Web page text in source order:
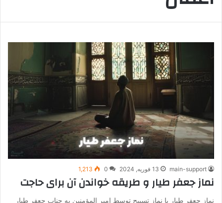
main-support 13 فوریه, 2024 0
1,213
نماز جعفر طیار و طریقه خواندن آن برای حاجت
نماز جعفر طیار یا نماز تسبیح توسط امیر المؤمنین به جناب جعفر طیار